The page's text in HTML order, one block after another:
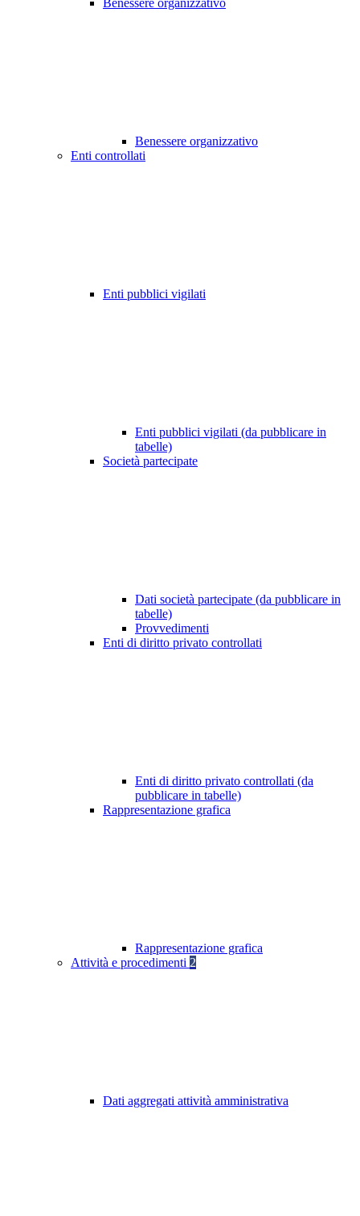
Benessere organizzativo
Benessere organizzativo
Enti controllati
Enti pubblici vigilati
Enti pubblici vigilati (da pubblicare in
tabelle)
Società partecipate
Dati società partecipate (da pubblicare in
tabelle)
Provvedimenti
Enti di diritto privato controllati
Enti di diritto privato controllati (da
pubblicare in tabelle)
Rappresentazione grafica
Rappresentazione grafica
Attività e procedimenti 2
Dati aggregati attività amministrativa